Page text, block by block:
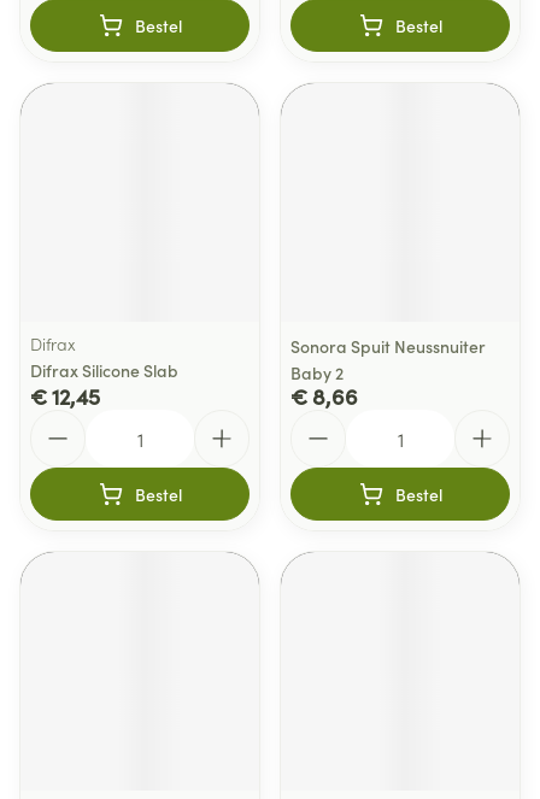
Bestel Bestel
Difrax
Difrax Silicone Slab
€ 12,45
Bestel
Sonora Spuit Neussnuiter
Baby 2
€ 8,66
Bestel